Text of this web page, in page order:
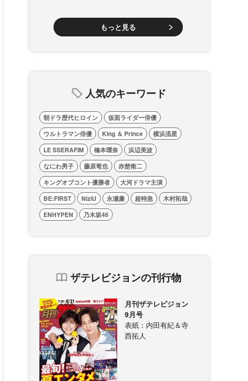
もっと見る
人気のキーワード
朝ドラ歴代ヒロイン
仮面ライダー俳優
ウルトラマン俳優
King ＆ Prince
横浜流星
LE SSERAFIM
橋本環奈
浜辺美波
なにわ男子
藤原竜也
赤楚衛二
キングオブコント優勝者
大河ドラマ主演
BE:FIRST
NiziU 永瀬廉 超特急
木村拓哉
ENHYPEN
乃木坂46
ザテレビジョンの刊行物
月刊ザテレビジョン
9月号
表紙：内田有紀＆寺
西拓人